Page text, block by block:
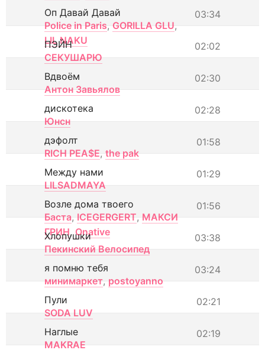
03:34
Оп Давай Давай
Police in Paris, GORILLA GLU,
LIL NAKU
02:02
ПЭЙН
СЕКУШАРЮ
02:30
Вдвоём
Антон Завьялов
02:28
дискотека
Юнсн
01:58
дэфолт
RICH PEA$E, the pak
01:29
Между нами
LILSADMAYA
01:56
Возле дома твоего
Баста, ICEGERGERT, МАКСИ
ГРИН, Onative 03:38
Хлопушки
Пекинский Велосипед
03:24
я помню тебя
минимаркет, postoyanno
02:21
Пули
SODA LUV
02:19
Наглые
MAKRAE